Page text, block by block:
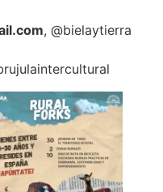
, @bielaytierra